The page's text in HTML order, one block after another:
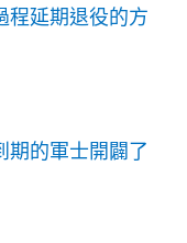
程延期退役的方
期的軍士開闢了